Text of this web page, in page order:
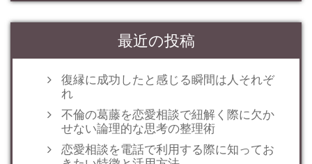
最近の投稿
復縁に成功したと感じる瞬間は人それぞ
れ
不倫の葛藤を恋愛相談で紐解く際に欠か
せない論理的な思考の整理術
恋愛相談を電話で利用する際に知ってお